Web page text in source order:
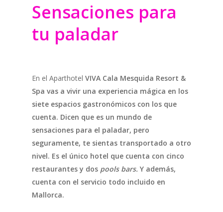
Sensaciones para
tu paladar
En el Aparthotel VIVA Cala Mesquida Resort &
Spa vas a vivir una experiencia mágica en los
siete espacios gastronómicos con los que
cuenta. Dicen que es un mundo de
sensaciones para el paladar, pero
seguramente, te sientas transportado a otro
nivel. Es el único hotel que cuenta con cinco
restaurantes y dos pools bars. Y además,
cuenta con el servicio todo incluido en
Mallorca.